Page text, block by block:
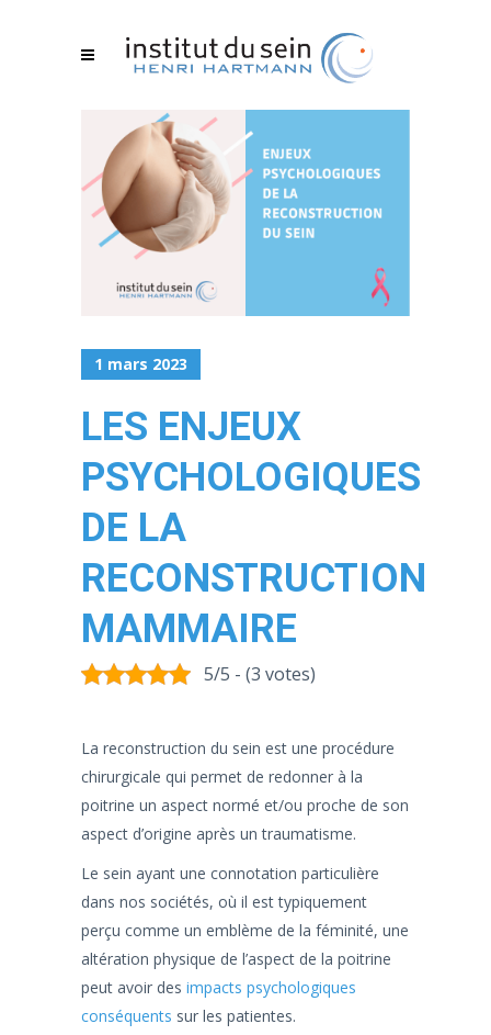
1 mars 2023
LES ENJEUX
PSYCHOLOGIQUES
DE LA
RECONSTRUCTION
MAMMAIRE
5/5 - (3 votes)
La reconstruction du sein est une procédure
chirurgicale qui permet de redonner à la
poitrine un aspect normé et/ou proche de son
aspect d’origine après un traumatisme.
Le sein ayant une connotation particulière
dans nos sociétés, où il est typiquement
perçu comme un emblème de la féminité, une
altération physique de l’aspect de la poitrine
peut avoir des impacts psychologiques
conséquents sur les patientes.